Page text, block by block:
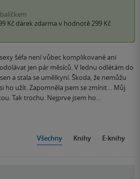
Kč dárek zdarma v hodnotě 299 Kč
šéfa není vůbec komplikované ani
jen pár měsíců. V lednu odlétám do
a stala se umělkyní. Škoda, že nemůžu
ho užít. Zapomněla jsem se zmínit… Můj
Tak trochu. Nejprve jsem ho…
Všechny Knihy E-knihy